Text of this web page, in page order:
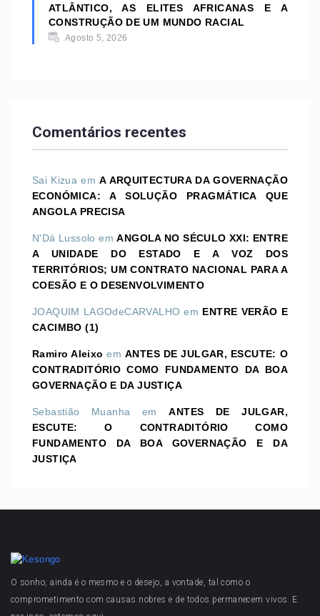
ATLÂNTICO, AS ELITES AFRICANAS E A
CONSTRUÇÃO DE UM MUNDO RACIAL
Agosto 5, 2026
Comentários recentes
Sai Kizua emA ARQUITECTURA DA GOVERNAÇÃO
ECONÓMICA: A SOLUÇÃO PRAGMÁTICA QUE
ANGOLA PRECISA
N'Dá Lussolo emANGOLA NO SÉCULO XXI: ENTRE
A UNIDADE DO ESTADO E A VOZ DOS
TERRITÓRIOS; UM CONTRATO NACIONAL PARA A
COESÃO E O DESENVOLVIMENTO
JOAQUIM LAGOdeCARVALHO em ENTRE VERÃO E
CACIMBO (1)
Ramiro Aleixo emANTES DE JULGAR, ESCUTE: O
CONTRADITÓRIO COMO FUNDAMENTO DA BOA
GOVERNAÇÃO E DA JUSTIÇA
Sebastião Muanha emANTES DE JULGAR,
ESCUTE: O CONTRADITÓRIO COMO
FUNDAMENTO DA BOA GOVERNAÇÃO E DA
JUSTIÇA
O sonho, ainda é o mesmo e o desejo, a vontade, tal como o
comprometimento com causas nobres e de todos permanecem vivos. E